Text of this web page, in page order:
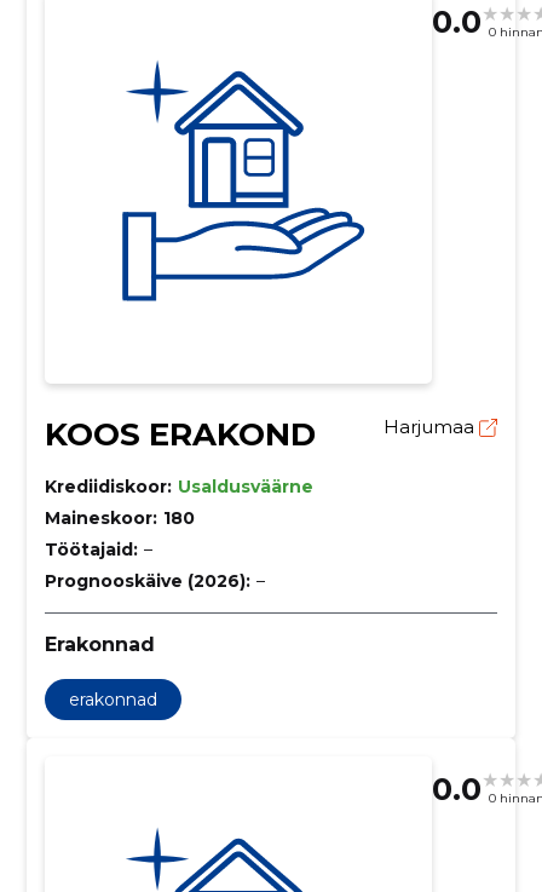
0.0 0
KOOS ERAKOND Harjumaa
Krediidiskoor: Usaldusväärne
Maineskoor: 180
Töötajaid: –
Prognooskäive (2026): –
Erakonnad
erakonnad
0.0 0